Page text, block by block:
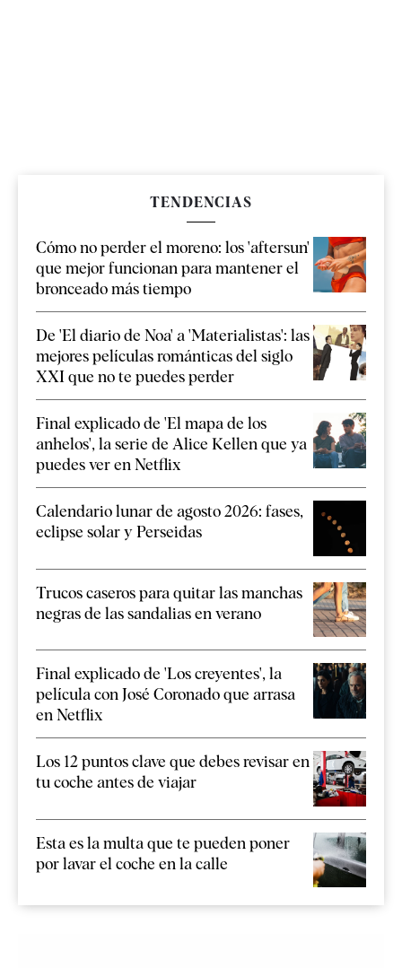
TENDENCIAS
Cómo no perder el moreno: los 'aftersun'
que mejor funcionan para mantener el
bronceado más tiempo
De 'El diario de Noa' a 'Materialistas': las
mejores películas románticas del siglo
XXI que no te puedes perder
Final explicado de 'El mapa de los
anhelos', la serie de Alice Kellen que ya
puedes ver en Netflix
Calendario lunar de agosto 2026: fases,
eclipse solar y Perseidas
Trucos caseros para quitar las manchas
negras de las sandalias en verano
Final explicado de 'Los creyentes', la
película con José Coronado que arrasa
en Netflix
Los 12 puntos clave que debes revisar en
tu coche antes de viajar
Esta es la multa que te pueden poner
por lavar el coche en la calle